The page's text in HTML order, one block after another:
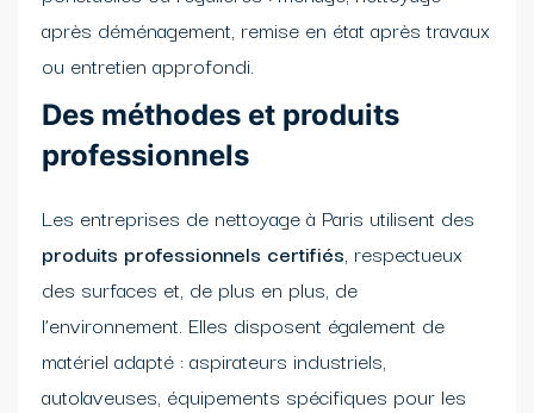
après déménagement, remise en état après travaux
ou entretien approfondi.
Des méthodes et produits
professionnels
Les entreprises de nettoyage à Paris utilisent des
produits professionnels certifiés, respectueux
des surfaces et, de plus en plus, de
l’environnement. Elles disposent également de
matériel adapté : aspirateurs industriels,
autolaveuses, équipements spécifiques pour les